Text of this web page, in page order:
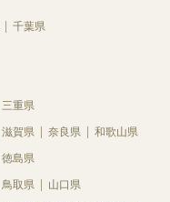
千葉県
三重県
滋賀県 奈良県 和歌山県
徳島県
鳥取県 山口県